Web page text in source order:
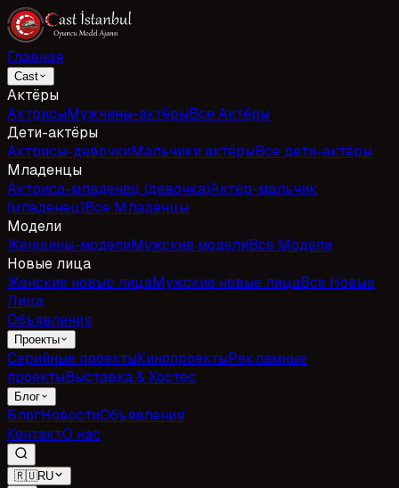
Главная
Cast
Актёры
АктрисыМужчины-актёрыВсе Актёры
Дети-актёры
Актрисы-девочкиМальчики актёрыВсе дети-актёры
Младенцы
Актриса-младенец (девочка)Актёр-мальчик
(младенец)Все Младенцы
Модели
Женщины-моделиМужские моделиВсе Модели
Новые лица
Женские новые лицаМужские новые лицаВсе Новые
Лица
Объявления
Проекты
Серийные проектыКинопроектыРекламные
проектыВыставка & Хостес
Блог
БлогНовостиОбъявления
КонтактО нас
🇷🇺RU